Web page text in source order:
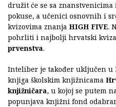
družit će se sa
pokuse, a učenici osnovnih i
kvizovima znanja HIGH FIVE.
pohrliti i najbolji hrvatski
prvenstva.
Inteliber je također uključen u
knjiga školskim knjižnicama
knjižničara, u kojoj se putem
popunjava knjižni fond